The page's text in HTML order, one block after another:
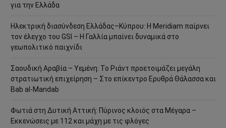
για την Ελλάδα
Ηλεκτρική διασύνδεση Ελλάδας–Κύπρου: Η Meridiam παίρνει
τον έλεγχο του GSI – Η Γαλλία μπαίνει δυναμικά στο
γεωπολιτικό παιχνίδι
Σαουδική Αραβία – Υεμένη: Το Ριάντ προετοιμάζει μεγάλη
στρατιωτική επιχείρηση – Στο επίκεντρο Ερυθρά Θάλασσα και
Bab al-Mandab
Φωτιά στη Δυτική Αττική: Πύρινος κλοιός στα Μέγαρα –
Εκκενώσεις με 112 και μάχη με τις φλόγες